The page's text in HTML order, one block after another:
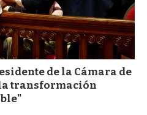
de la Cámara de
transformación